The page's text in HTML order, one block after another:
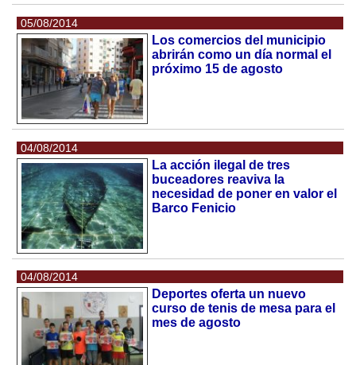
05/08/2014
Los comercios del municipio
abrirán como un día normal el
próximo 15 de agosto
04/08/2014
La acción ilegal de tres
buceadores reaviva la
necesidad de poner en valor el
Barco Fenicio
04/08/2014
Deportes oferta un nuevo
curso de tenis de mesa para el
mes de agosto